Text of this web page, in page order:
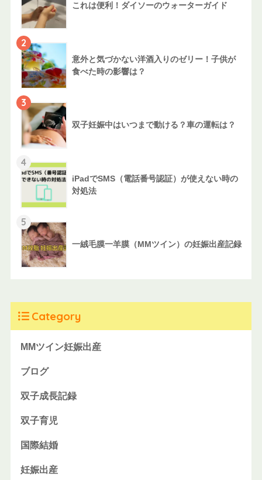
これは便利！ダイソーのウォーターガイド
2
意外と気づかない洋酒入りのゼリー！子供が
食べた時の影響は？
3
双子妊娠中はいつまで動ける？車の運転は？
4
iPadでSMS（電話番号認証）が使えない時の
対処法
5
一絨毛膜一羊膜（MMツイン）の妊娠出産記録
Category
MMツイン妊娠出産
ブログ
双子成長記録
双子育児
国際結婚
妊娠出産